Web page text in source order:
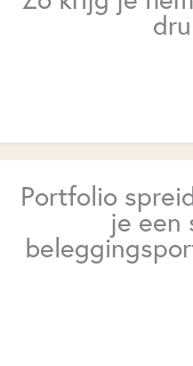
Portfolio
je een